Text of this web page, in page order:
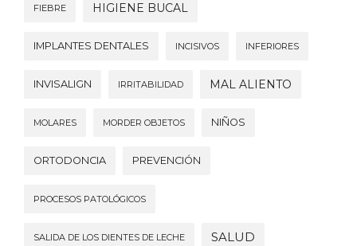
FIEBRE HIGIENE BUCAL
IMPLANTES DENTALES INCISIVOS INFERIORES
INVISALIGN IRRITABILIDAD MAL ALIENTO
MOLARES MORDER OBJETOS NIÑOS
ORTODONCIA PREVENCIÓN
PROCESOS PATOLÓGICOS
SALIDA DE LOS DIENTES DE LECHE SALUD